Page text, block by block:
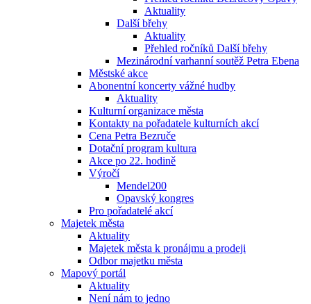
Aktuality
Další břehy
Aktuality
Přehled ročníků Další břehy
Mezinárodní varhanní soutěž Petra Ebena
Městské akce
Abonentní koncerty vážné hudby
Aktuality
Kulturní organizace města
Kontakty na pořadatele kulturních akcí
Cena Petra Bezruče
Dotační program kultura
Akce po 22. hodině
Výročí
Mendel200
Opavský kongres
Pro pořadatelé akcí
Majetek města
Aktuality
Majetek města k pronájmu a prodeji
Odbor majetku města
Mapový portál
Aktuality
Není nám to jedno